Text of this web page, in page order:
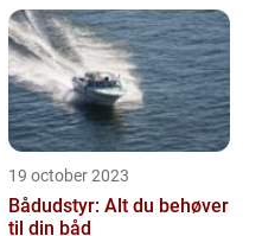
19 october 2023
Bådudstyr: Alt du behøver
til din båd